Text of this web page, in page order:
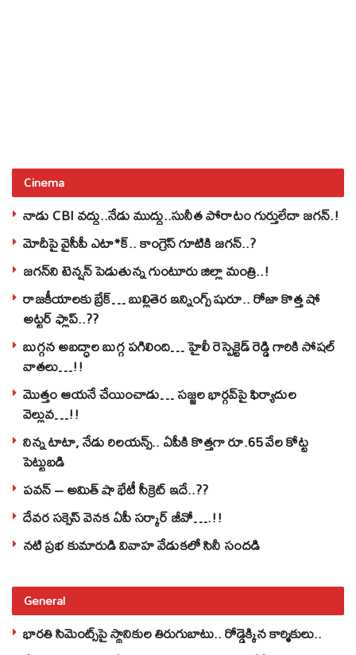
Cinema
నాడు CBI వద్దు..నేడు ముద్దు..సునీత పోరాటం గుర్తులేదా జగన్.!
మోదీపై వైసీపీ ఎటా*క్.. కాంగ్రెస్ గూటికి జగన్..?
జగన్‌ని టెన్షన్‌ పెడుతున్న గుంటూరు జిల్లా మంత్రి..!
రాజకీయాలకు బ్రేక్… బుల్లితెర ఇన్నింగ్స్ షురూ.. రోజా కొత్త షో
అట్టర్ ఫ్లాప్..??
బుగ్గన అబద్ధాల బుగ్గ పగిలింది… హైలీ రెస్పెక్టెడ్‌ రెడ్డి గారికి సోషల్‌
వాతలు…!!
మొత్తం ఆయనే చేయించాడు… సజ్జల భార్గవ్‌పై ఫిర్యాదుల
వెల్లువ…!!
నిన్న టాటా, నేడు రిలయన్స్.. ఏపీకి కొత్తగా రూ.65 వేల కోట్ట
పెట్టుబడి
పవన్‌ – అమిత్‌ షా భేటీ సీక్రెట్‌ ఇదే..??
దేవర సక్సెస్‌ వెనక ఏపీ సర్కార్‌ జీవో….!!
నటి ప్రభ కుమారుడి వివాహ వేడుకలో సినీ సందడి
General
భారతి సిమెంట్స్‌పై స్థానికుల తిరుగుబాటు.. రోడ్డెక్కిన కార్మికులు..